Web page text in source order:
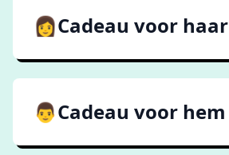
👩Cadeau voor haar
👨Cadeau voor hem